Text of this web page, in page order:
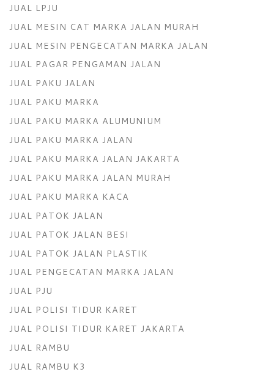
JUAL LPJU
JUAL MESIN CAT MARKA JALAN MURAH
JUAL MESIN PENGECATAN MARKA JALAN
JUAL PAGAR PENGAMAN JALAN
JUAL PAKU JALAN
JUAL PAKU MARKA
JUAL PAKU MARKA ALUMUNIUM
JUAL PAKU MARKA JALAN
JUAL PAKU MARKA JALAN JAKARTA
JUAL PAKU MARKA JALAN MURAH
JUAL PAKU MARKA KACA
JUAL PATOK JALAN
JUAL PATOK JALAN BESI
JUAL PATOK JALAN PLASTIK
JUAL PENGECATAN MARKA JALAN
JUAL PJU
JUAL POLISI TIDUR KARET
JUAL POLISI TIDUR KARET JAKARTA
JUAL RAMBU
JUAL RAMBU K3